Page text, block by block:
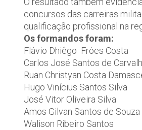
concursos das carreiras
qualificação profissional na
Os formandos foram:
Flávio Dhiêgo Fróes Costa
Carlos José Santos de
Ruan Christyan Costa
Hugo Vinícius Santos Silva
José Vitor Oliveira Silva
Amos Gilvan Santos de Souza
Walison Ribeiro Santos